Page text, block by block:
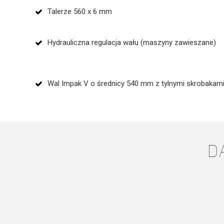
Talerze 560 x 6 mm
Hydrauliczna regulacja wału (maszyny zawieszane)
Wal Impak V o średnicy 540 mm z tylnymi skrobakami